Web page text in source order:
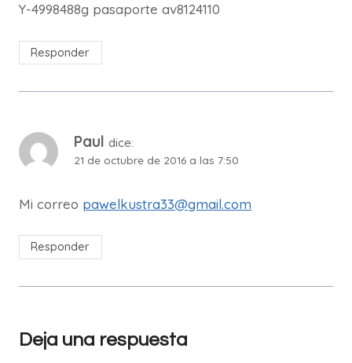
Y-4998488g pasaporte av8124110
Responder
Paul dice:
21 de octubre de 2016 a las 7:50
Mi correo pawelkustra33@gmail.com
Responder
Deja una respuesta